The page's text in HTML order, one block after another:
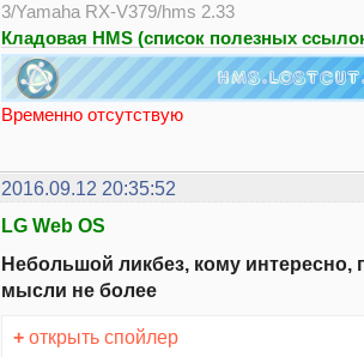
3/Yamaha RX-V379/hms 2.33
Кладовая HMS (список полезных
Временно отсутствую
2016.09.12 20:35:52
LG Web OS
Небольшой ликбез, кому интересно,
мысли не более
+ открыть спойлер